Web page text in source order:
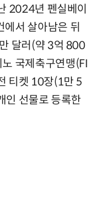
2024년 펜실베이
에서 살아남은 뒤
달러(약 3억 800
국제축구연맹(FI
티켓 10장(1만 5
인 선물로 등록한